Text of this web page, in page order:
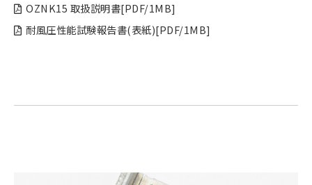
OZNK15 取扱説明書[PDF/1MB]
耐風圧性能試験報告書(表紙)[PDF/1MB]